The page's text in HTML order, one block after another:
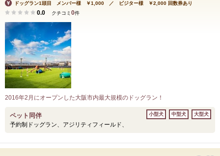
ドッグラン1頭目 メンバー様 ￥1,000 ／ ビジター様 ￥2,000 回数券あり
0.0 クチコミ 0件
2016年2月にオープンした大阪市内最大規模のドッグラン！
ペット同伴
予約制ドッグラン、アジリティフィールド、
小型犬 中型犬 大型犬